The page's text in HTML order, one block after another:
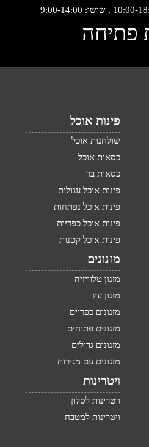
פתיחה
פינות אוכל
שולחנות אוכל
כסאות אוכל
כסאות בר
פינות אוכל עגולות
פינות אוכל נפתחות
פינות אוכל כפריות
פינות אוכל קטנות
מזנונים
מזנון טלוויזיה
מזנון עץ
מזנונים כפריים
מזנונים פתוחים
מזנונים גדולים
מזנונים עם מגירות
ויטרינות
ויטרינות לסלון
ויטרינות למטבח